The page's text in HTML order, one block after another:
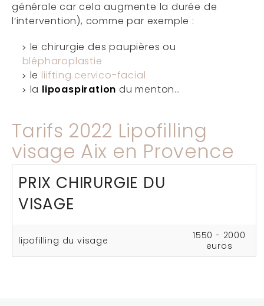
générale car cela augmente la durée de
l’intervention), comme par exemple :
le chirurgie des paupières ou
blépharoplastie
le liifting cervico-facial
la lipoaspiration du menton…
Tarifs 2022 Lipofilling
visage Aix en Provence
PRIX CHIRURGIE DU
VISAGE
lipofilling du visage
1550 - 2000
euros